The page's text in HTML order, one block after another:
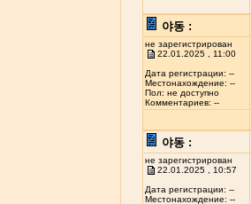
야동 :
не зарегистрирован
22.01.2025 , 11:00
Дата регистрации: --
Местонахождение: --
Пол: не доступно
Комментариев: --
야동 :
не зарегистрирован
22.01.2025 , 10:57
Дата регистрации: --
Местонахождение: --